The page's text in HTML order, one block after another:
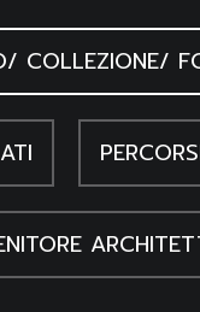
Hassan Abd-ul-
Le Caire 1967
protagonisti,
COLLEZIONE/